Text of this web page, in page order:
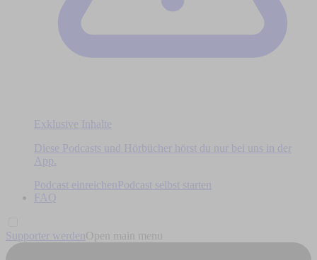
Exklusive Inhalte
Diese Podcasts und Hörbücher hörst du nur bei uns in der
App.
Podcast einreichen
Podcast selbst starten
FAQ
Supporter werden Open main menu